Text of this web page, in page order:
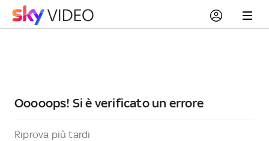
Ooooops! Si è verificato un errore
Riprova più tardi